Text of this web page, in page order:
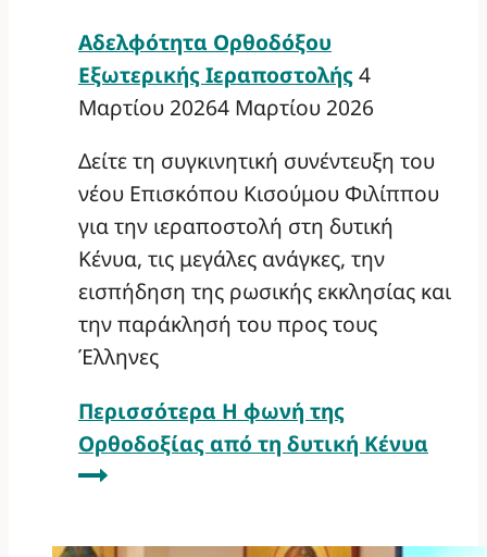
Αδελφότητα Ορθοδόξου
Εξωτερικής Ιεραποστολής 4
Μαρτίου 20264 Μαρτίου 2026
Δείτε τη συγκινητική συνέντευξη του
νέου Επισκόπου Κισούμου Φιλίππου
για την ιεραποστολή στη δυτική
Κένυα, τις μεγάλες ανάγκες, την
εισπήδηση της ρωσικής εκκλησίας και
την παράκλησή του προς τους
Έλληνες
Περισσότερα Η φωνή της
Ορθοδοξίας από τη δυτική Κένυα